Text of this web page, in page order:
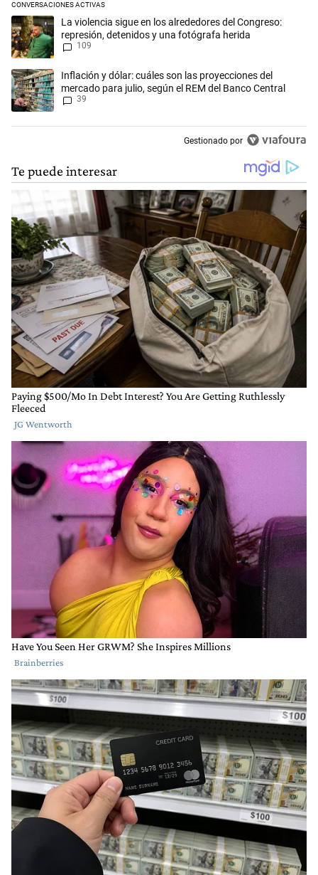
CONVERSACIONES ACTIVAS
Este listado muestra los artículos con más comentarios en los
Un artículo de tendencia con el título "La violencia sigue en los
La violencia sigue en los alrededores del Congreso:
represión, detenidos y una fotógrafa herida
109
Un artículo de tendencia con el título "Inflación y dólar: cuáles son
Inflación y dólar: cuáles son las proyecciones del
mercado para julio, según el REM del Banco Central
39
Gestionado por